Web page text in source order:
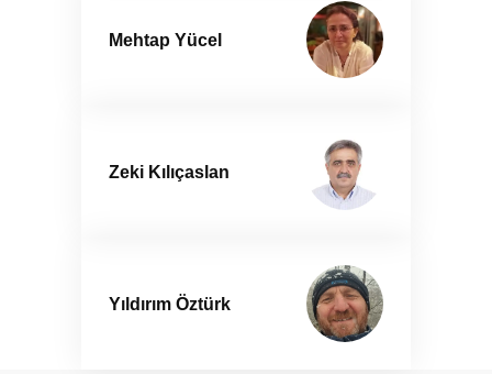
Mehtap Yücel
Zeki Kılıçaslan
Yıldırım Öztürk